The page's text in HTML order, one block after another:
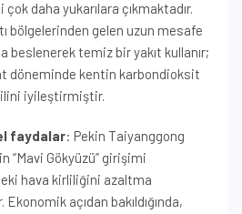
daha yukarılara çıkmaktadır.
bölgelerinden gelen uzun mesafe
beslenerek temiz bir yakıt kullanır;
döneminde kentin karbondioksit
iyileştirmiştir.
faydalar: Pekin Taiyanggong
“Mavi Gökyüzü” girişimi
hava kirliliğini azaltma
açıdan bakıldığında,